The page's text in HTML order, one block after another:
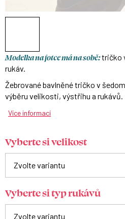
Modelka na fotce má na sobě:tričko
rukáv.
Žebrované bavlněné tričko v
výběru velikosti, výstřihu a rukávů.
Více informací
Vyberte si velikost
Vyberte si typ rukávů